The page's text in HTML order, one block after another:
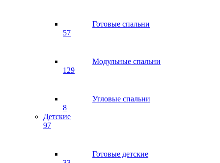
Готовые спальни
57
Модульные спальни
129
Угловые спальни
8
Детские
97
Готовые детские